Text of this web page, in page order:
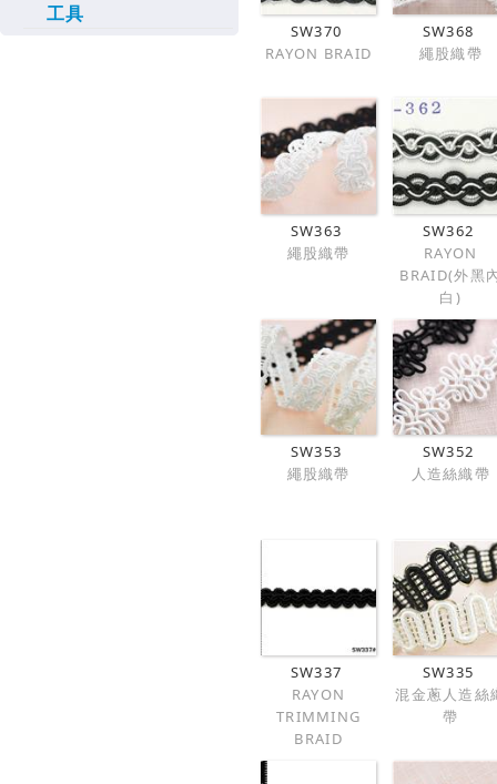
工具
SW370
RAYON BRAID
SW368
繩股織帶
SW363
繩股織帶
SW362
RAYON
BRAID(外黑
白)
SW353
繩股織帶
SW352
人造絲織帶
SW337
RAYON
TRIMMING
BRAID
SW335
混金蔥人造絲
帶